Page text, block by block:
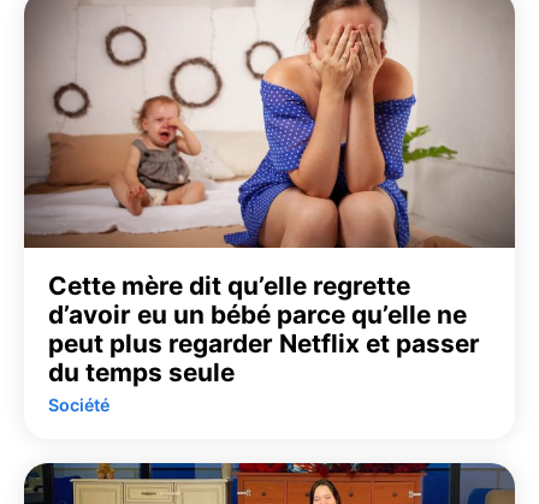
Cette mère dit qu’elle regrette
d’avoir eu un bébé parce qu’elle ne
peut plus regarder Netflix et passer
du temps seule
Société